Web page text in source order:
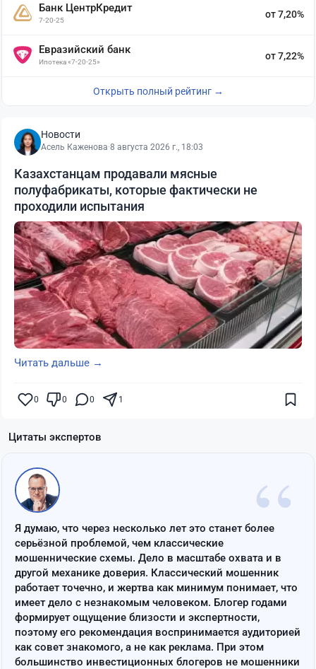
Банк ЦентрКредит
7-20-25
от 7,20%
Евразийский банк
Ипотека «7-20-25»
от 7,22%
Открыть полный рейтинг →
Новости
Асель Каженова·8 августа 2026 г., 18:03
Казахстанцам продавали мясные
полуфабрикаты, которые фактически не
проходили испытания
Читать дальше →
0 0 0 1
Цитаты экспертов
“
Я думаю, что через несколько лет это станет более
серьёзной проблемой, чем классические
мошеннические схемы. Дело в масштабе охвата и в
другой механике доверия. Классический мошенник
работает точечно, и жертва как минимум понимает, что
имеет дело с незнакомым человеком. Блогер годами
формирует ощущение близости и экспертности,
поэтому его рекомендация воспринимается аудиторией
как совет знакомого, а не как реклама. При этом
большинство инвестиционных блогеров не мошенники